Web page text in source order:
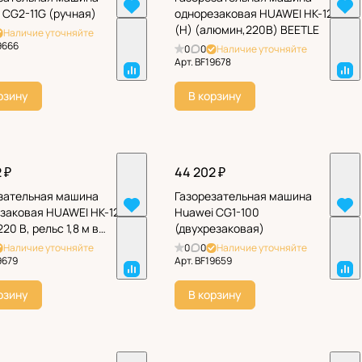
11G (ручная)
Наличие уточняйте
однорезаковая НUAWEI HK-12
(H) (алюмин,220В) BEETLE
0 0
Наличие уточняйте
Арт.BF19678
В корзину
₽
машина
НUAWEI HK-12-
В, рельс 1,8 м в
Наличие уточняйте
44 202 ₽
Газорезательная машина
Huawei CG1-100
(двухрезаковая)
0 0
Наличие уточняйте
Арт.BF19659
В корзину